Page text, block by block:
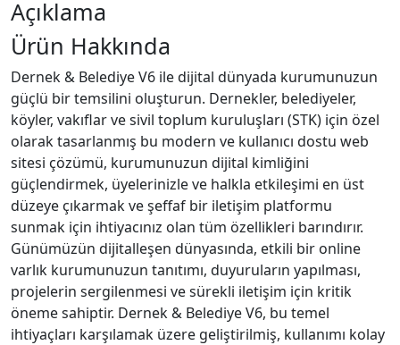
Açıklama
Ürün Hakkında
Dernek & Belediye V6 ile dijital dünyada kurumunuzun
güçlü bir temsilini oluşturun. Dernekler, belediyeler,
köyler, vakıflar ve sivil toplum kuruluşları (STK) için özel
olarak tasarlanmış bu modern ve kullanıcı dostu web
sitesi çözümü, kurumunuzun dijital kimliğini
güçlendirmek, üyelerinizle ve halkla etkileşimi en üst
düzeye çıkarmak ve şeffaf bir iletişim platformu
sunmak için ihtiyacınız olan tüm özellikleri barındırır.
Günümüzün dijitalleşen dünyasında, etkili bir online
varlık kurumunuzun tanıtımı, duyuruların yapılması,
projelerin sergilenmesi ve sürekli iletişim için kritik
öneme sahiptir. Dernek & Belediye V6, bu temel
ihtiyaçları karşılamak üzere geliştirilmiş, kullanımı kolay